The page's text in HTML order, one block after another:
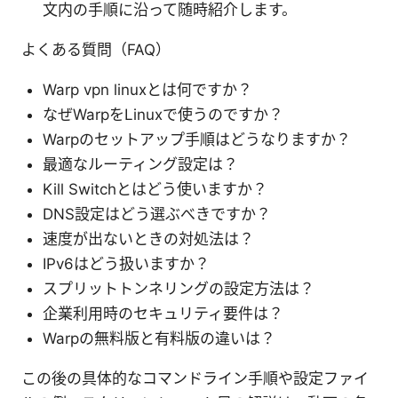
文内の手順に沿って随時紹介します。
よくある質問（FAQ）
Warp vpn linuxとは何ですか？
なぜWarpをLinuxで使うのですか？
Warpのセットアップ手順はどうなりますか？
最適なルーティング設定は？
Kill Switchとはどう使いますか？
DNS設定はどう選ぶべきですか？
速度が出ないときの対処法は？
IPv6はどう扱いますか？
スプリットトンネリングの設定方法は？
企業利用時のセキュリティ要件は？
Warpの無料版と有料版の違いは？
この後の具体的なコマンドライン手順や設定ファイ